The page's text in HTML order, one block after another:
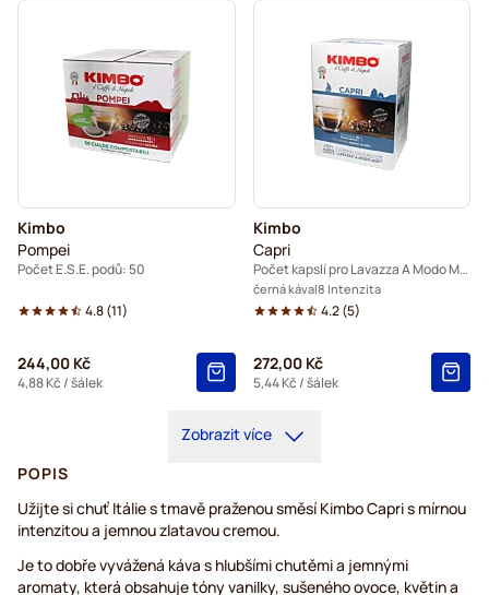
Kimbo
Pompei
Počet E.S.E. podů: 50
4.8(11)
244,00 Kč
4,88 Kč / šálek
Kimbo
Capri
Počet kapslí pro Lavazza A Modo Mio: 50
černá káva 8 Intenzita
4.2(5)
272,00 Kč
5,44 Kč / šálek
Zobrazit více
POPIS
Užijte si chuť Itálie s tmavě praženou směsí Kimbo Capri s mírnou
intenzitou a jemnou zlatavou cremou.
Je to dobře vyvážená káva s hlubšími chutěmi a jemnými
aromaty, která obsahuje tóny vanilky, sušeného ovoce, květin a